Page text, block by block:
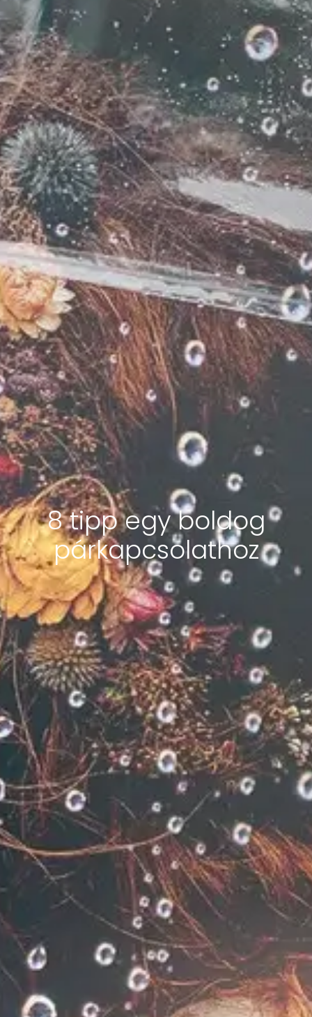
8 tipp egy boldog
párkapcsolathoz